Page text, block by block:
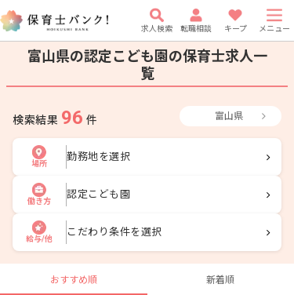
求人検索 転職相談 キープ メニュー
富山県の認定こども園の保育士求人一
覧
検索結果 96 件 富山県
場所
勤務地を選択
働き方
認定こども園
給与/他
こだわり条件を選択
おすすめ順 新着順